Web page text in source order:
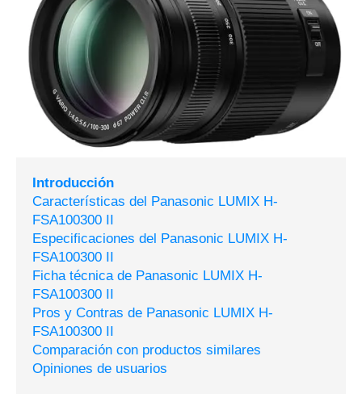
Introducción
Características del Panasonic LUMIX H-
FSA100300 II
Especificaciones del Panasonic LUMIX H-
FSA100300 II
Ficha técnica de Panasonic LUMIX H-
FSA100300 II
Pros y Contras de Panasonic LUMIX H-
FSA100300 II
Comparación con productos similares
Opiniones de usuarios